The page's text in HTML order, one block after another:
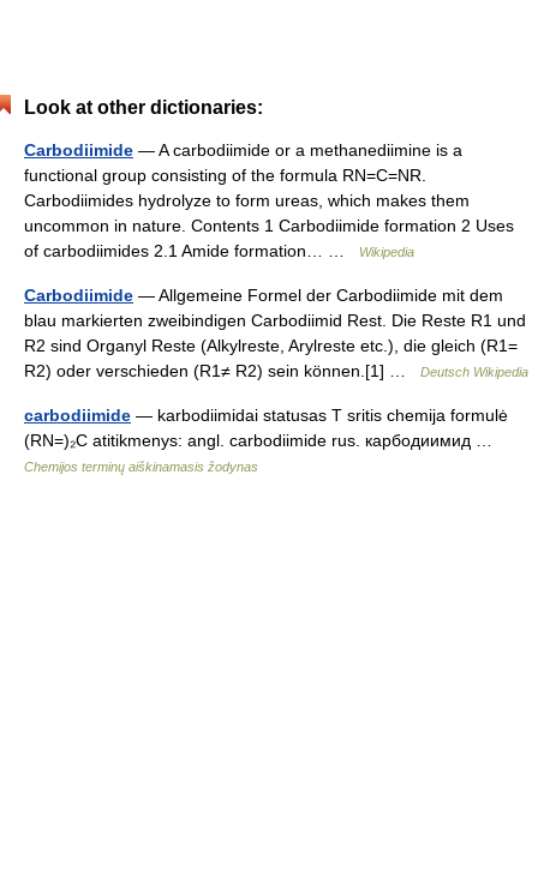
Look at other dictionaries:
Carbodiimide — A carbodiimide or a methanediimine is a
functional group consisting of the formula RN=C=NR.
Carbodiimides hydrolyze to form ureas, which makes them
uncommon in nature. Contents 1 Carbodiimide formation 2 Uses
of carbodiimides 2.1 Amide formation… …
Wikipedia
Carbodiimide — Allgemeine Formel der Carbodiimide mit dem
blau markierten zweibindigen Carbodiimid Rest. Die Reste R1 und
R2 sind Organyl Reste (Alkylreste, Arylreste etc.), die gleich (R1=
R2) oder verschieden (R1≠ R2) sein können.[1] …
Deutsch Wikipedia
carbodiimide — karbodiimidai statusas T sritis chemija formulė
(RN=)₂C atitikmenys: angl. carbodiimide rus. карбодиимид …
Chemijos terminų aiškinamasis žodynas